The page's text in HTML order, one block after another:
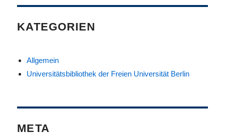
KATEGORIEN
Allgemein
Universitätsbibliothek der Freien Universität Berlin
META